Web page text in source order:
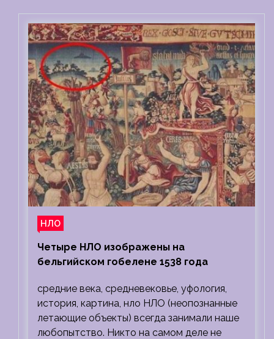
НЛО
Четыре НЛО изображены на
бельгийском гобелене 1538 года
средние века, средневековье, уфология,
история, картина, нло НЛО (неопознанные
летающие объекты) всегда занимали наше
любопытство. Никто на самом деле не